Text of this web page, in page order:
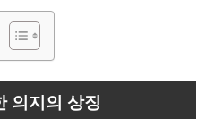
의지의 상징